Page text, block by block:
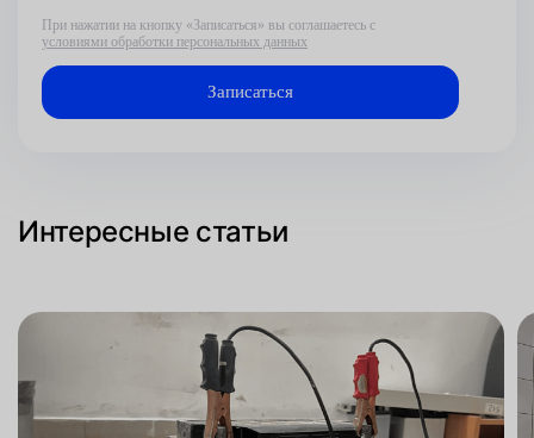
При нажатии на кнопку «Записаться» вы соглашаетесь с
условиями обработки персональных данных
Интересные статьи